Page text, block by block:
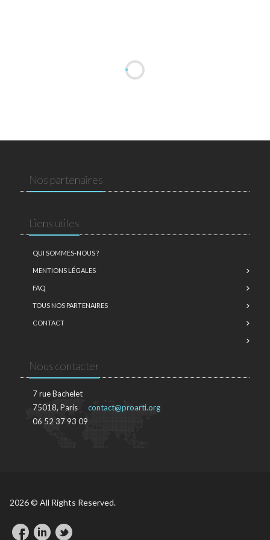
Nos partenaires
Liens utiles
QUI SOMMES-NOUS ?
MENTIONS LÉGALES
FAQ
TOUS NOS PARTENAIRES
CONTACT
Nous contacter
7 rue Bachelet
75018, Paris
06 52 37 93 09
contact@proarti.org
2026 © All Rights Reserved.